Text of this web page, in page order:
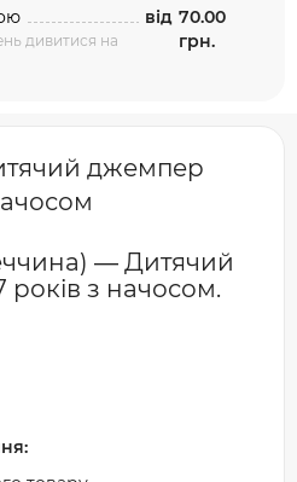
дивитися на
від 70.00
грн.
джемпер
― Дитячий
років з начосом.